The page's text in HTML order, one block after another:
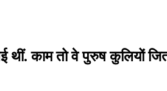
थीं. काम तो वे पुरुष कुलियों